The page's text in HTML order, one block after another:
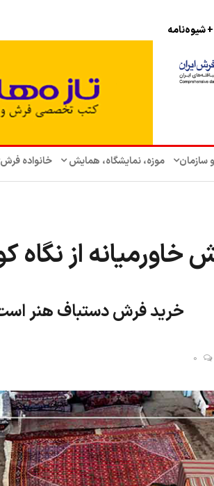
سازمان‌ موزه، نمایشگاه، همایش‌ خانواده فرش
خاورمیانه از نگاه
خرید فرش دستباف هنر
0